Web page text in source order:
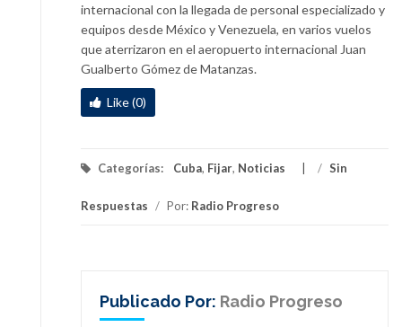
internacional con la llegada de personal especializado y
equipos desde México y Venezuela, en varios vuelos
que aterrizaron en el aeropuerto internacional Juan
Gualberto Gómez de Matanzas.
Like (0)
Categorías: Cuba, Fijar, Noticias / Sin
Respuestas / Por: Radio Progreso
Publicado Por: Radio Progreso